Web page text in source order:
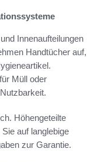
Innenaufteilungen
Handtücher auf,
Müll oder
Höhengeteilte
auf langlebige
zur Garantie.